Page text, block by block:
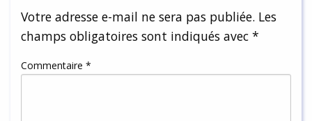
Votre adresse e-mail ne sera pas publiée. Les
champs obligatoires sont indiqués avec *
Commentaire *